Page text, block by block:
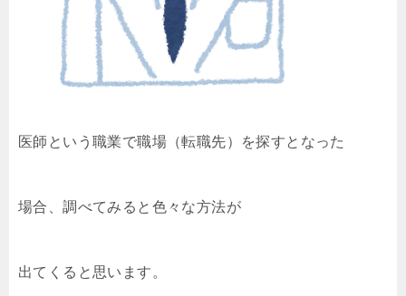
医師という職業で職場（転職先）を探すとなった
場合、調べてみると色々な方法が
出てくると思います。